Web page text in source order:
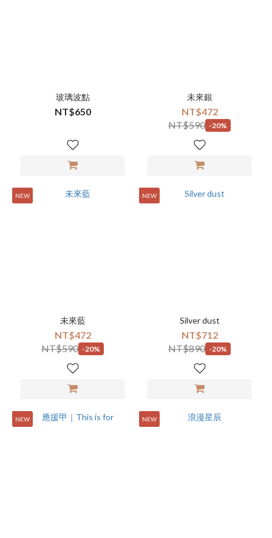
玻璃波點
NT$650
未來銀
NT$472
NT$590 -20%
NEW
未來藍
NT$472
NT$590 -20%
NEW
Silver dust
NT$712
NT$890 -20%
NEW NEW